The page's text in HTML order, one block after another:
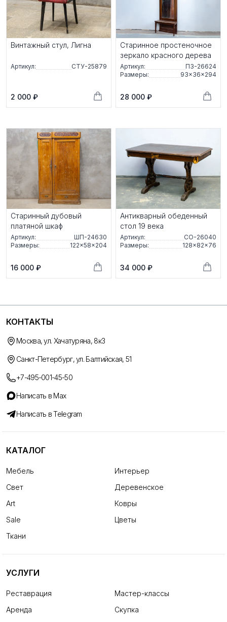
Винтажный стул, Лигна
Артикул: СТУ-25879
2 000 ₽
Старинное простеночное
зеркало красного дерева
Артикул:
ПЗ-26624
Размеры:
93×36×294
28 000 ₽
Старинный дубовый
платяной шкаф
Артикул:
ШП-24630
Размеры:
122×58×204
16 000 ₽
Антикварный обеденный
стол 19 века
Артикул:
СО-26040
Размеры:
128×82×76
34 000 ₽
КОНТАКТЫ
Москва, ул. Хачатуряна, 8к3
Санкт-Петербург, ул. Балтийская, 51
+7-495-001-45-50
Написать в Max
Написать в Telegram
КАТАЛОГ
Мебель
Интерьер
Свет
Деревенское
Art
Ковры
Sale
Цветы
Ткани
УСЛУГИ
Реставрация
Мастер-классы
Аренда
Скупка